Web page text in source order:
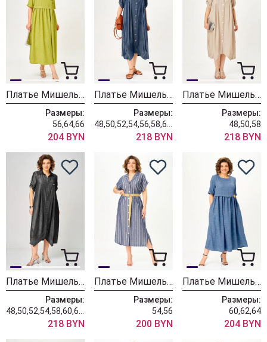
Платье Мишель Шик 2132-1 лайм
Размеры:
56,64,66
204 BYN
Платье Мишель Шик 2198 глубокий индиго
Размеры:
218 BYN
Платье Мишель Шик 2198 песочный туман
Размеры:
48,50,58
218 BYN
Платье Мишель Шик 2198 ночной графит
Размеры:
218 BYN
Платье Мишель Шик 2200 морской бриз
Размеры:
54,56
200 BYN
Платье Мишель Шик 2132-1 деним
Размеры:
60,62,64
204 BYN